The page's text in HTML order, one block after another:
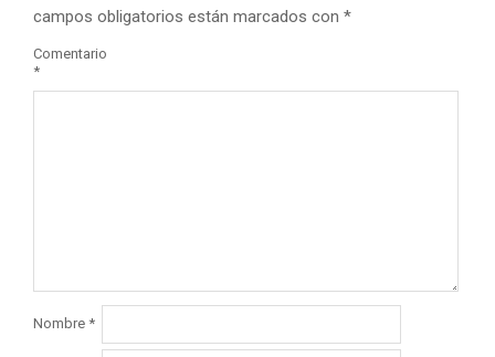
campos obligatorios están marcados con *
Comentario
*
Nombre *